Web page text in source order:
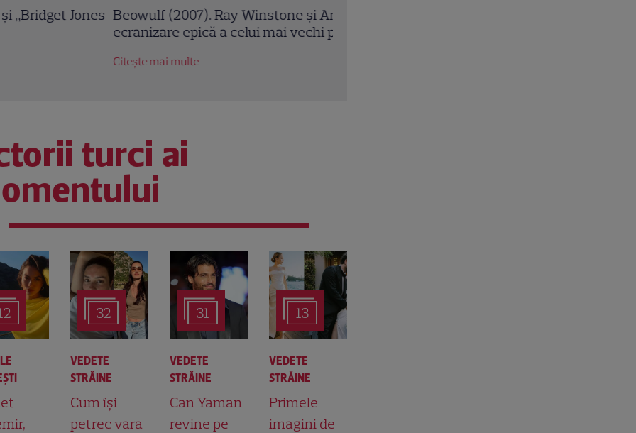
(2007). Ray Winstone și Angelina Jolie într-o
epică a celui mai vechi poem englez
turci ai
32
VEDETE
STRĂINE
Cum își
petrec vara
31
VEDETE
STRĂINE
Can Yaman
revine pe
13
VEDETE
STRĂINE
Primele
imagini de